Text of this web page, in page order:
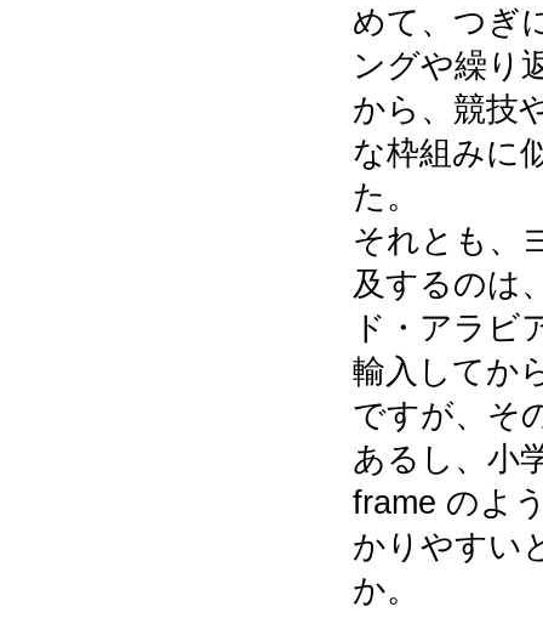
めて、つぎ
ングや繰り
から、競技
な枠組みに
た。
それとも、
及するのは
ド・アラビ
輸入してか
ですが、そ
あるし、小
frame のよ
かりやすい
か。